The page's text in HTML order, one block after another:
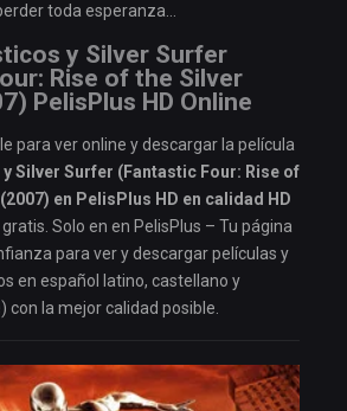
toda esperanza…
y Silver Surfer
Rise of the Silver
PelisPlus HD Online
para ver online y descargar la película
Silver Surfer (Fantastic Four: Rise of
en PelisPlus HD en calidad HD
Solo en en PelisPlus – Tu página
para ver y descargar películas y
en español latino, castellano y
con la mejor calidad posible.